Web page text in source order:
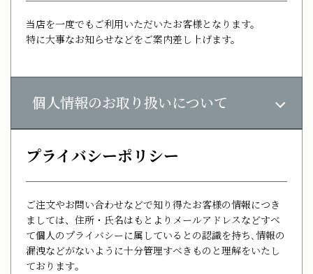
当店を一度でもご利用いただいたお客様となります。
特に大事なお知らせなどをご案内差し上げます。
個人情報のお取り扱いについて
プライバシーポリシー
ご注文やお問い合わせなどで知り得たお客様の情報につき
ましては、住所・氏名はもとよりメールアドレスなどすべ
て個人のプライバシーに属しているとの認識を持ち､情報の
漏洩などがないように十分管理すべきものと理解をいたし
ております｡